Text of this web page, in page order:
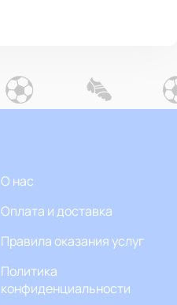
О нас
Оплата и доставка
Правила оказания услуг
Политика
конфиденциальности